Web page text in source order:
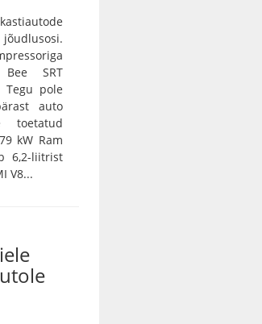
Bee SRT
Tegu pole
auto
toetatud
kW Ram
6,2-liitrist
V8...